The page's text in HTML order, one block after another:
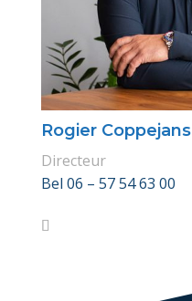
Rogier Coppejans
Directeur
Bel 06 – 57 54 63 00‬